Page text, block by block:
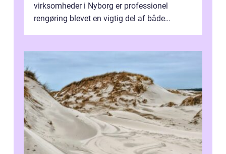
virksomheder i Nyborg er professionel
rengøring blevet en vigtig del af både